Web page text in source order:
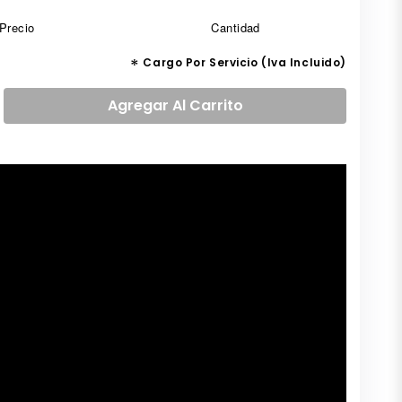
Cantidad
* Cargo Por Servicio (Iva Incluido)
Agregar Al Carrito